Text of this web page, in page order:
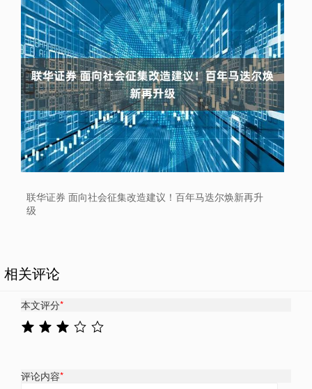
联华证券 面向社会征集改造建议！百年马迭尔焕新再升
级
相关评论
本文评分*
评论内容*